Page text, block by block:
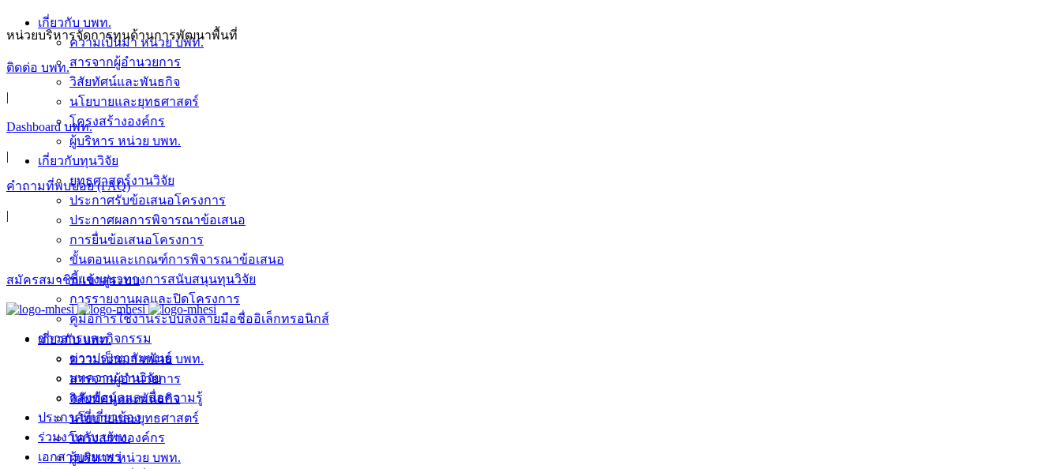
Skip
to
หน่วยบริหารจัดการทุนด้านการพัฒนาพื้นที่
ติดต่อ บพท.
|
Dashboard บพท.
|
คำถามที่พบบ่อย (FAQ)
|
สมัครสมาชิก/เข้าสู่ระบบ
เกี่ยวกับ บพท.
ความเป็นมา หน่วย บพท.
สารจากผู้อำนวยการ
วิสัยทัศน์และพันธกิจ
นโยบายและยุทธศาสตร์
โครงสร้างองค์กร
ผู้บริหาร หน่วย บพท.
เกี่ยวกับ บพท.
ความเป็นมา หน่วย บพท.
สารจากผู้อำนวยการ
วิสัยทัศน์และพันธกิจ
นโยบายและยุทธศาสตร์
โครงสร้างองค์กร
ผู้บริหาร หน่วย บพท.
เกี่ยวกับทุนวิจัย
ยุทธศาสตร์งานวิจัย
ประกาศรับข้อเสนอโครงการ
ประกาศผลการพิจารณาข้อเสนอ
การยื่นข้อเสนอโครงการ
ขั้นตอนและเกณฑ์การพิจารณาข้อเสนอ
ชี้แจงแนวทางการสนับสนุนทุนวิจัย
การรายงานผลและปิดโครงการ
คู่มือการใช้งานระบบลงลายมือชื่ออิเล็กทรอนิกส์
ข่าวสารและกิจกรรม
ข่าวประชาสัมพันธ์
บทความงานวิจัย
คลังข้อมูลและสื่อความรู้
ประกาศที่เกี่ยวข้อง
ร่วมงานกับ บพท.
เอกสารเผยแพร่